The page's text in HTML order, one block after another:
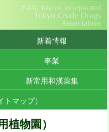
新着情報
事業
新常用和漢薬集
マップ）
物園）